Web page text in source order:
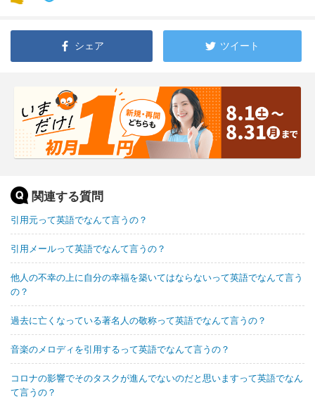
シェア ツイート
関連する質問
引用元って英語でなんて言うの？
引用メールって英語でなんて言うの？
他人の不幸の上に自分の幸福を築いてはならないって英語でなんて言う
の？
過去に亡くなっている著名人の敬称って英語でなんて言うの？
音楽のメロディを引用するって英語でなんて言うの？
コロナの影響でそのタスクが進んでないのだと思いますって英語でなん
て言うの？